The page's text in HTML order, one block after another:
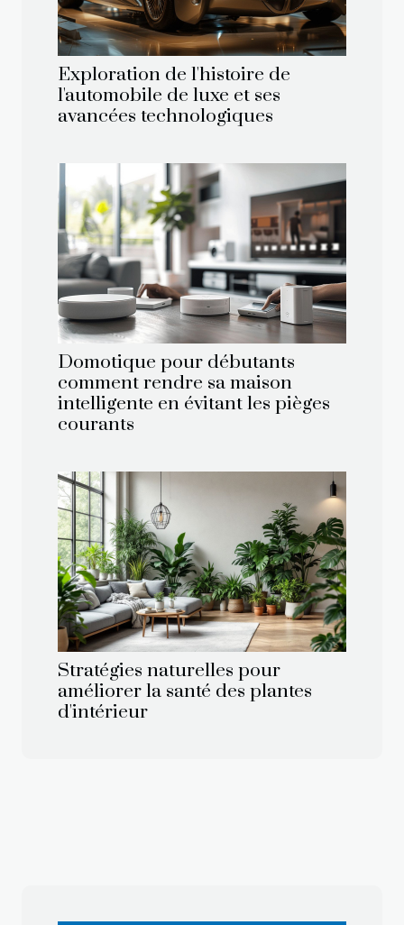
Exploration de l'histoire de
l'automobile de luxe et ses
avancées technologiques
Domotique pour débutants
comment rendre sa maison
intelligente en évitant les pièges
courants
Stratégies naturelles pour
améliorer la santé des plantes
d'intérieur